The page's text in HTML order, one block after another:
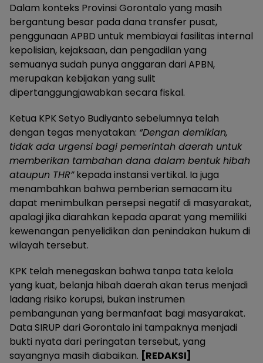
Dalam konteks Provinsi Gorontalo yang masih
bergantung besar pada dana transfer pusat,
penggunaan APBD untuk membiayai fasilitas internal
kepolisian, kejaksaan, dan pengadilan yang
semuanya sudah punya anggaran dari APBN,
merupakan kebijakan yang sulit
dipertanggungjawabkan secara fiskal.
Ketua KPK Setyo Budiyanto sebelumnya telah
dengan tegas menyatakan: “Dengan demikian,
tidak ada urgensi bagi pemerintah daerah untuk
memberikan tambahan dana dalam bentuk hibah
ataupun THR”kepada instansi vertikal. Ia juga
menambahkan bahwa pemberian semacam itu
dapat menimbulkan persepsi negatif di masyarakat,
apalagi jika diarahkan kepada aparat yang memiliki
kewenangan penyelidikan dan penindakan hukum di
wilayah tersebut.
KPK telah menegaskan bahwa tanpa tata kelola
yang kuat, belanja hibah daerah akan terus menjadi
ladang risiko korupsi, bukan instrumen
pembangunan yang bermanfaat bagi masyarakat.
Data SIRUP dari Gorontalo ini tampaknya menjadi
bukti nyata dari peringatan tersebut, yang
sayangnya masih diabaikan. [REDAKSI]